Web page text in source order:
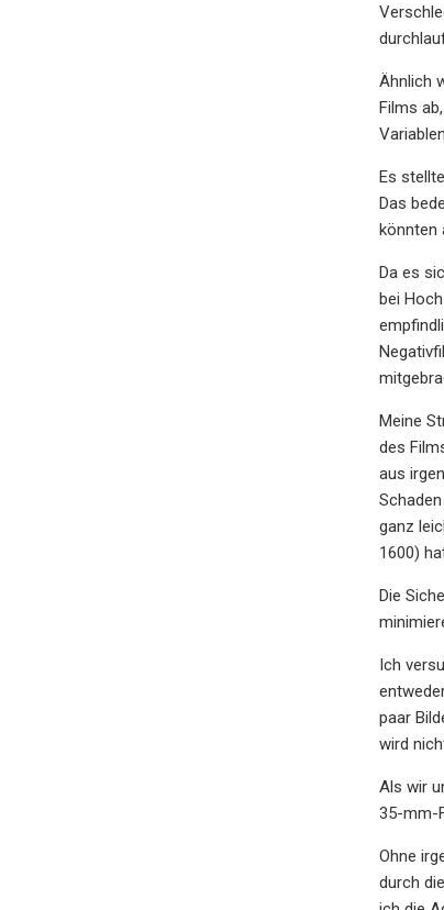
Ähnlich
Films
Es
Das
könnten
Da es
bei
Meine
des
aus
ganz
1600)
Die
Ich
paar
wird
Als wir
35-mm-
Ohne
durch